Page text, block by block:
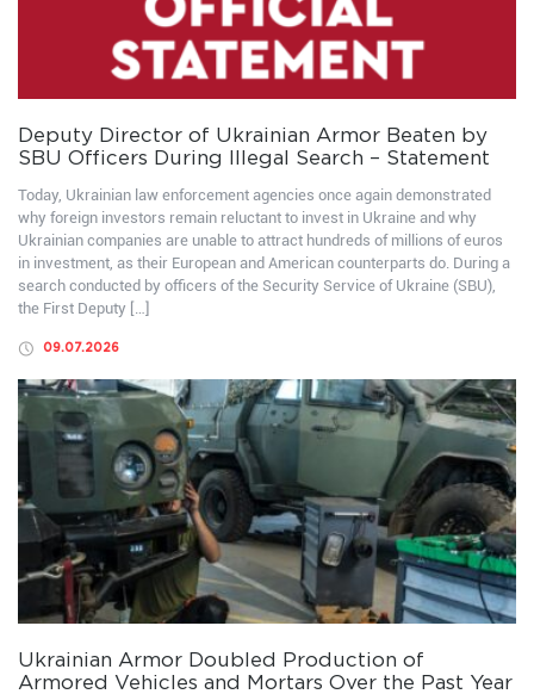
Deputy Director of Ukrainian Armor Beaten by
SBU Officers During Illegal Search – Statement
Today, Ukrainian law enforcement agencies once again demonstrated
why foreign investors remain reluctant to invest in Ukraine and why
Ukrainian companies are unable to attract hundreds of millions of euros
in investment, as their European and American counterparts do. During a
search conducted by officers of the Security Service of Ukraine (SBU),
the First Deputy […]
09.07.2026
Ukrainian Armor Doubled Production of
Armored Vehicles and Mortars Over the Past Year